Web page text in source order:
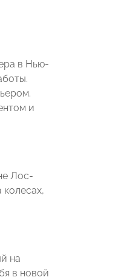
в Нью-
и
Лос-
на
в новой